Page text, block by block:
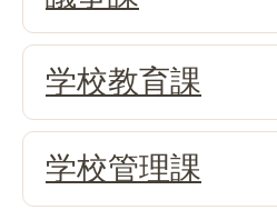
学校教育課
学校管理課